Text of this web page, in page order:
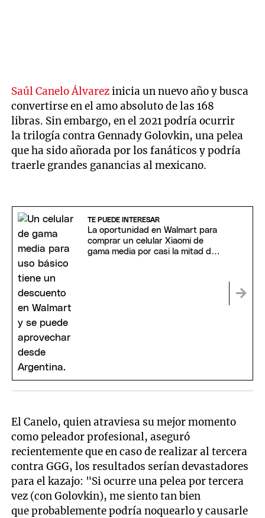
Saúl Canelo Álvarezinicia un nuevo año y busca
convertirse en el amo absoluto de las 168
libras. Sin embargo, en el 2021 podría ocurrir
la trilogía contra Gennady Golovkin, una pelea
que ha sido añorada por los fanáticos y podría
traerle grandes ganancias al mexicano.
TE PUEDE INTERESAR
La oportunidad en Walmart para
comprar un celular Xiaomi de
gama media por casi la mitad de
El Canelo, quien atraviesa su mejor momento
como peleador profesional, aseguró
recientemente que en caso de realizar al tercera
contra GGG, los resultados serían devastadores
para el kazajo: "Si ocurre una pelea por tercera
vez (con Golovkin), me siento tan bien
que probablemente podría noquearlo y causarle